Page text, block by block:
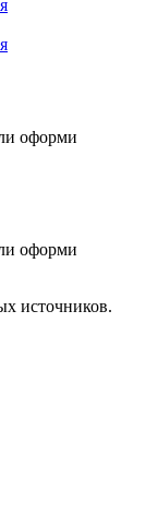
оформи
оформи
источников.